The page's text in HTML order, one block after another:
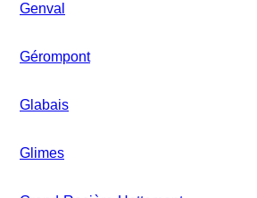
Genval
Gérompont
Glabais
Glimes